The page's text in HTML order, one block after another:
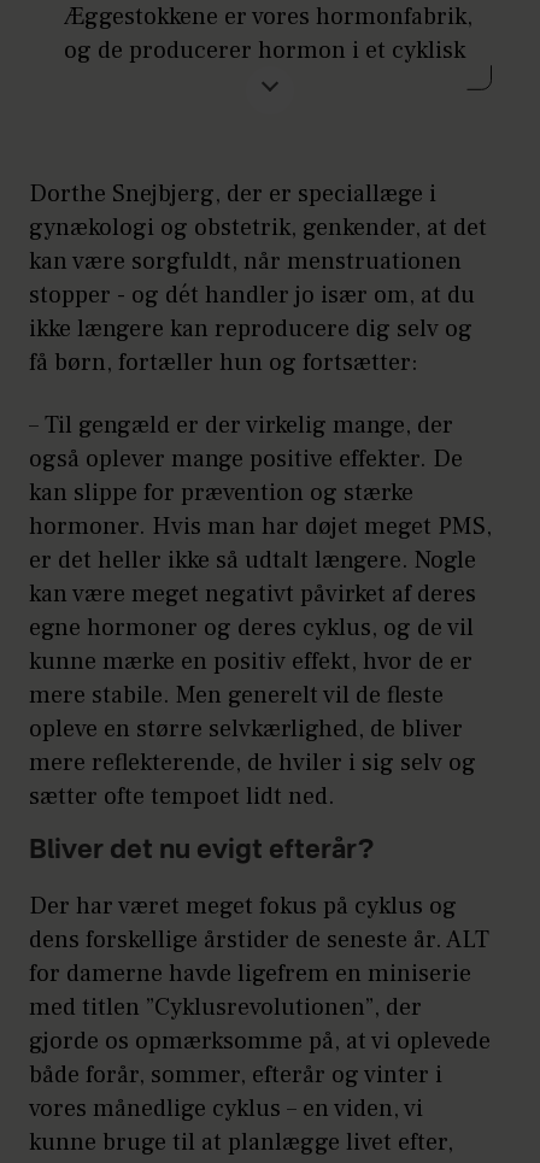
Æggestokkene er vores hormonfabrik,
og de producerer hormon i et cyklisk
scenarie, som de gør, når vi går i
overgangsalderen, træder vi ud, fordi
hormonfabrikken er for nedadgående
og ikke så klokkeklar og præcis som
tidligere. Og det betyder, at dine
blødninger bliver uregelmæssige,
indtil faldet af hormoner er nået til et
at kunne generere en ægløsning og
derved en blødning. Og så er det, at
menstruationen stopper.
Det betyder ikke, at æggestokkene ikke
stadig har en lille lokal produktion af
hormon, men den er bare så lille, at
der ikke kommer ægløsning, og derfor
ingen blødninger.
Gennemsnitsalderen for
overgangsalderen er 51,7 år, og de
fleste har gener forud for det, når de
er i perimenopausen. De skyldes den
uregelmæssighed, der er i
hormonproduktionen, så man kan
sige, at symptomerne fluktuerer så
meget, fordi hormonerne gør det.
Symptomerne deler man op i fysiske
og psykiske samt tidlige og sene.
Uregelmæssigheder i blødning er et af
de tidlige symptomer. For nogle er
det længere interval mellem
Dorthe Snejbjerg, der er speciallæge i
gynækologi og obstetrik, genkender, at det
kan være sorgfuldt, når menstruationen
stopper - og dét handler jo især om, at du
ikke længere kan reproducere dig selv og
få børn, fortæller hun og fortsætter:
– Til gengæld er der virkelig mange, der
også oplever mange positive effekter. De
kan slippe for prævention og stærke
hormoner. Hvis man har døjet meget PMS,
er det heller ikke så udtalt længere. Nogle
kan være meget negativt påvirket af deres
egne hormoner og deres cyklus, og de vil
kunne mærke en positiv effekt, hvor de er
mere stabile. Men generelt vil de fleste
opleve en større selvkærlighed, de bliver
mere reflekterende, de hviler i sig selv og
sætter ofte tempoet lidt ned.
Bliver det nu evigt efterår?
Der har været meget fokus på cyklus og
dens forskellige årstider de seneste år. ALT
for damerne havde ligefrem en miniserie
med titlen ”Cyklusrevolutionen”, der
gjorde os opmærksomme på, at vi oplevede
både forår, sommer, efterår og vinter i
vores månedlige cyklus – en viden, vi
kunne bruge til at planlægge livet efter,